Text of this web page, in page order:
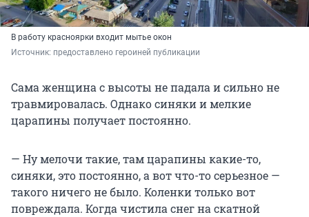
В работу красноярки входит мытье окон
Источник: предоставлено героиней публикации
Сама женщина с высоты не падала и сильно не
травмировалась. Однако синяки и мелкие
царапины получает постоянно.
— Ну мелочи такие, там царапины какие-то,
синяки, это постоянно, а вот что-то серьезное —
такого ничего не было. Коленки только вот
повреждала. Когда чистила снег на скатной